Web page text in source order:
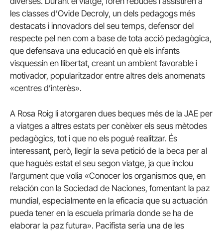
les classes d’Ovide Decroly, un dels pedagogs més
destacats i innovadors del seu temps, defensor del
respecte pel nen com a base de tota acció pedagògica,
que defensava una educació en què els infants
visquessin en llibertat, creant un ambient favorable i
motivador, popularitzador entre altres dels anomenats
«centres d’interès».
A Rosa Roig li atorgaren dues beques més de la JAE per
a viatges a altres estats per conèixer els seus mètodes
pedagògics, tot i que no els pogué realitzar. És
interessant, però, llegir la seva petició de la beca per al
que hagués estat el seu segon viatge, ja que inclou
l’argument que volia «Conocer los organismos que, en
relación con la Sociedad de Naciones, fomentant la paz
mundial, especialmente en la eficacia que su actuación
pueda tener en la escuela primaria donde se ha de
elaborar la paz futura». Pacifista seria una de les